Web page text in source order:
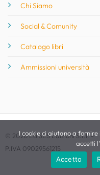
Chi Siamo
Social & Comunity
Catalogo libri
Ammissioni università
© 2026 EdiSES Edizioni S.r.l. -
P.IVA 09029561215
I cookie ci aiutano a
accetti
Accetto